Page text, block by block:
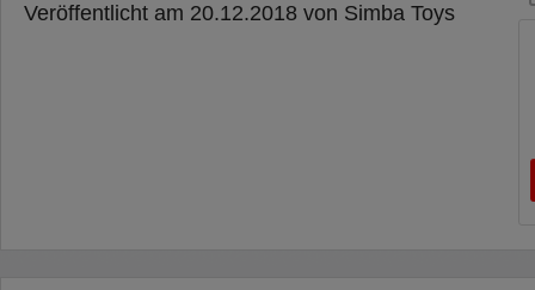
Veröffentlicht am 20.12.2018 von Simba Toys